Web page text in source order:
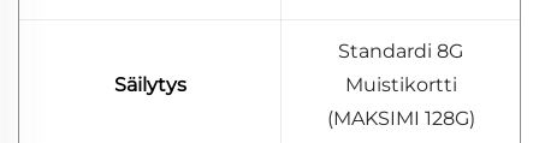
Säilytys
Standardi 8G
Muistikortti
(MAKSIMI 128G)